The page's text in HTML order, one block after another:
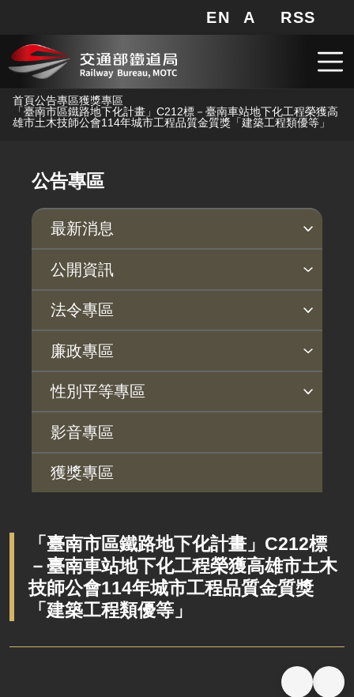
跳到主要內容
網站地圖
EN A 局長信箱
RSS
首頁公告專區獲獎專區
「臺南市區鐵路地下化計畫」C212標－臺南車站地下化工程榮獲高
雄市土木技師公會114年城市工程品質金質獎「建築工程類優等」
公告專區
最新消息
新聞稿
公聽會
公告事項
公開資訊
主動公開政府資訊專區
法律及法規命令
解釋性規定及裁量基準
政府機關資訊
行政指導有關文書
施政計畫、業務統計及研究報告
支付或接受之補助
政策宣導廣告支出
個人資料保護專區
Open Data專區
出版品專區
雙語詞彙專區
生態檢核專區
用地取得行政透明專區
用地公告
用地法規
徵收案件資訊
臺鐵局撥入資產債務基金專區
法令專區
法令查詢
解釋性規定及裁量基準
法令英譯徵集意見專區
訴願文件下載
相關實務判解
相關網站資源
廉政專區
揭弊者保護專區
廉政訊息
利益衝突迴避園地
公務員廉政倫理規範
公職人員財產申報園地
廉政檢舉管道
桃地計畫廉政平臺專網
桃地計畫
廉政平臺
啟動儀式及交流座談會
定期聯繫會議
廉政體系
性別平等專區
性別平等工作小組
宣傳事項
性別平等推動計畫
性別平等統計分析
性別平等影響評估
性騷擾防治
相關網站
影音專區
獲獎專區
「臺南市區鐵路地下化計畫」C212標
－臺南車站地下化工程榮獲高雄市土木
技師公會114年城市工程品質金質獎
「建築工程類優等」